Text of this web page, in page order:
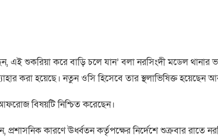
শুকরিয়া করে বাড়ি চলে যান’ বলা নরসিংদী মডেল থানার
করা হয়েছে। নতুন ওসি হিসেবে তার স্থলাভিষিক্ত হয়েছেন
বিষয়টি নিশ্চিত করেছেন।
কারণে ঊর্ধ্বতন কর্তৃপক্ষের নির্দেশে শুক্রবার রাতে